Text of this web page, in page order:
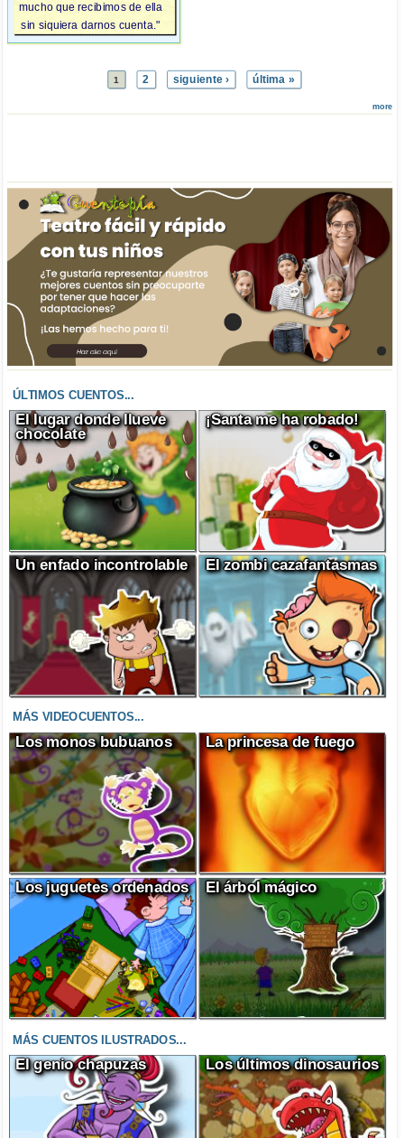
mucho que recibimos de ella
sin siquiera darnos cuenta."
1 2 siguiente › última »
more
ÚLTIMOS CUENTOS...
El lugar donde llueve
chocolate
¡Santa me ha robado!
Un enfado incontrolable El zombi cazafantasmas
MÁS VIDEOCUENTOS...
Los monos bubuanos La princesa de fuego
Los juguetes ordenados El árbol mágico
MÁS CUENTOS ILUSTRADOS...
El genio chapuzas Los últimos dinosaurios